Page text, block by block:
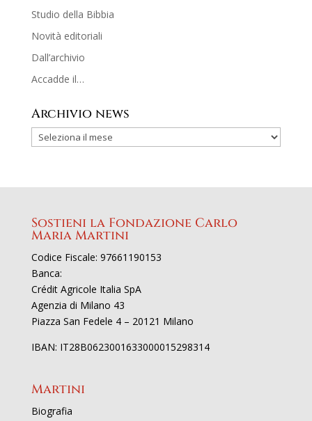
Studio della Bibbia
Novità editoriali
Dall’archivio
Accadde il…
Archivio news
Sostieni la Fondazione Carlo
Maria Martini
Codice Fiscale: 97661190153
Banca:
Crédit Agricole Italia SpA
Agenzia di Milano 43
Piazza San Fedele 4 – 20121 Milano
IBAN: IT28B0623001633000015298314
Martini
Biografia